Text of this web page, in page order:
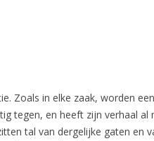
Zoals in elke zaak, worden
tegen, en heeft zijn verhaal
tal van dergelijke gaten en